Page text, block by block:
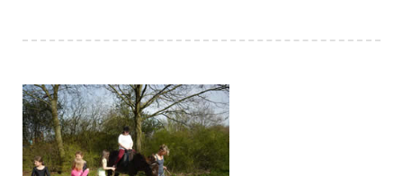
Ferienaktionen
Termine
TIERE